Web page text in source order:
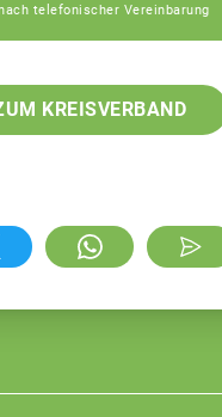
telefonischer Vereinbarung
KREISVERBAND